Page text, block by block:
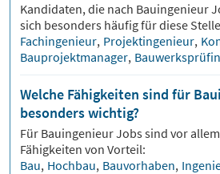
Kandidaten, die nach Bauingenieur
sich besonders häufig für diese
Fachingenieur, Projektingenieur,
Bauprojektmanager,
Welche Fähigkeiten sind für
besonders wichtig?
Für BauingenieurJobs sind vor
Fähigkeiten von Vorteil:
Bau, Hochbau, Bauvorhaben,